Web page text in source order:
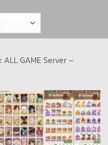
ALL GAME Server –